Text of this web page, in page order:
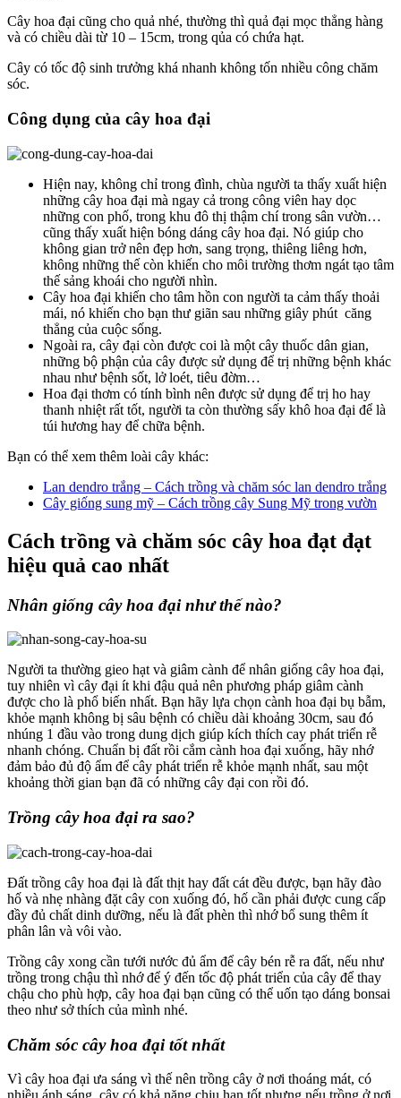
Cây hoa đại cũng cho quả nhé, thường thì quả đại mọc thẳng hàng
và có chiều dài từ 10 – 15cm, trong qủa có chứa hạt.
Cây có tốc độ sinh trưởng khá nhanh không tốn nhiều công chăm
sóc.
Công dụng của cây hoa đại
Hiện nay, không chỉ trong đình, chùa người ta thấy xuất hiện
những cây hoa đại mà ngay cả trong công viên hay dọc
những con phố, trong khu đô thị thậm chí trong sân vườn…
cũng thấy xuất hiện bóng dáng cây hoa đại. Nó giúp cho
không gian trở nên đẹp hơn, sang trọng, thiêng liêng hơn,
không những thế còn khiến cho môi trường thơm ngát tạo tâm
thế sảng khoái cho người nhìn.
Cây hoa đại khiến cho tâm hồn con người ta cảm thấy thoải
mái, nó khiến cho bạn thư giãn sau những giây phút căng
thẳng của cuộc sống.
Ngoài ra, cây đại còn được coi là một cây thuốc dân gian,
những bộ phận của cây được sử dụng để trị những bệnh khác
nhau như bệnh sốt, lở loét, tiêu đờm…
Hoa đại thơm có tính bình nên được sử dụng để trị ho hay
thanh nhiệt rất tốt, người ta còn thường sấy khô hoa đại để là
túi hương hay để chữa bệnh.
Bạn có thể xem thêm loài cây khác:
Lan dendro trắng – Cách trồng và chăm sóc lan dendro trắng
Cây giống sung mỹ – Cách trồng cây Sung Mỹ trong vườn
Cách trồng và chăm sóc cây hoa đạt đạt
hiệu quả cao nhất
Nhân giống cây hoa đại như thế nào?
Người ta thường gieo hạt và giâm cành để nhân giống cây hoa đại,
tuy nhiên vì cây đại ít khi đậu quả nên phương pháp giâm cành
được cho là phổ biến nhất. Bạn hãy lựa chọn cành hoa đại bụ bẫm,
khỏe mạnh không bị sâu bệnh có chiều dài khoảng 30cm, sau đó
nhúng 1 đầu vào trong dung dịch giúp kích thích cay phát triển rễ
nhanh chóng. Chuẩn bị đất rồi cắm cành hoa đại xuống, hãy nhớ
đảm bảo đủ độ ẩm để cây phát triển rễ khỏe mạnh nhất, sau một
khoảng thời gian bạn đã có những cây đại con rồi đó.
Trồng cây hoa đại ra sao?
Đất trồng cây hoa đại là đất thịt hay đất cát đều được, bạn hãy đào
hố và nhẹ nhàng đặt cây con xuống đó, hố cần phải được cung cấp
đầy đủ chất dinh dưỡng, nếu là đất phèn thì nhớ bổ sung thêm ít
phân lân và vôi vào.
Trồng cây xong cần tưới nước đủ ẩm để cây bén rễ ra đất, nếu như
trồng trong chậu thì nhớ để ý đến tốc độ phát triển của cây để thay
chậu cho phù hợp, cây hoa đại bạn cũng có thể uốn tạo dáng bonsai
theo như sở thích của mình nhé.
Chăm sóc cây hoa đại tốt nhất
Vì cây hoa đại ưa sáng vì thế nên trồng cây ở nơi thoáng mát, có